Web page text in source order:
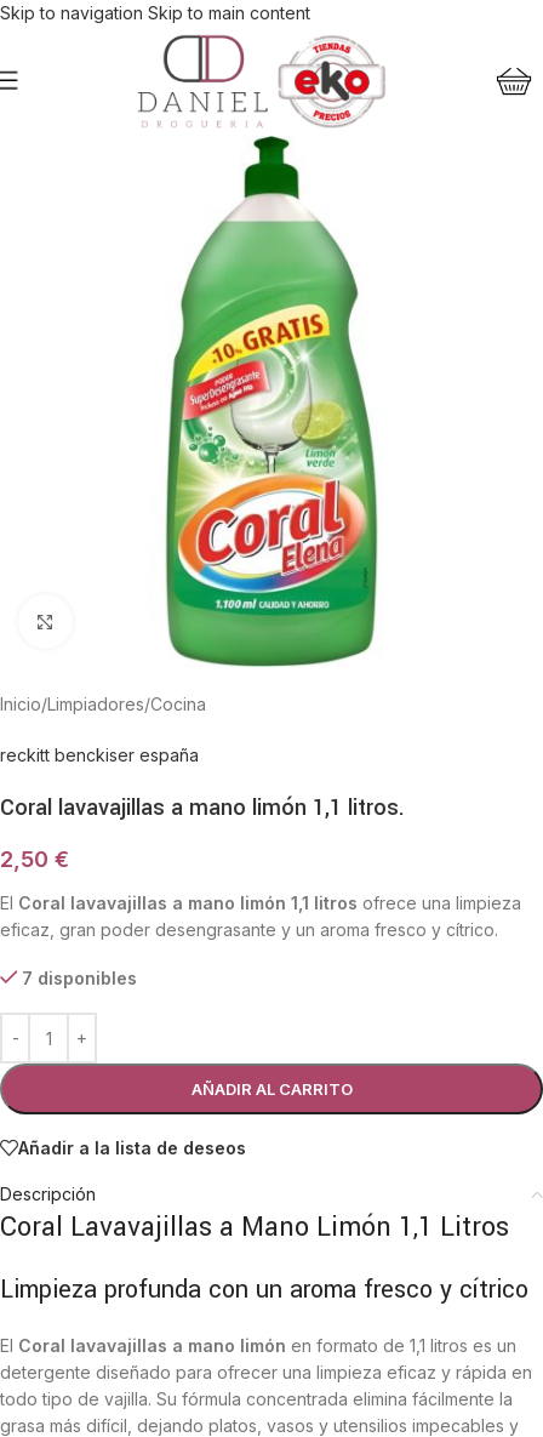
Skip to navigation Skip to main content
Haga Click para agrandar
Inicio/Limpiadores/Cocina
reckitt benckiser españa
Coral lavavajillas a mano limón 1,1 litros.
2,50 €
El Coral lavavajillas a mano limón 1,1 litros ofrece una limpieza
eficaz, gran poder desengrasante y un aroma fresco y cítrico.
7 disponibles
AÑADIR AL CARRITO
Añadir a la lista de deseos
Descripción
Coral Lavavajillas a Mano Limón 1,1 Litros
Limpieza profunda con un aroma fresco y cítrico
El Coral lavavajillas a mano limón en formato de 1,1 litros es un
detergente diseñado para ofrecer una limpieza eficaz y rápida en
todo tipo de vajilla. Su fórmula concentrada elimina fácilmente la
grasa más difícil, dejando platos, vasos y utensilios impecables y